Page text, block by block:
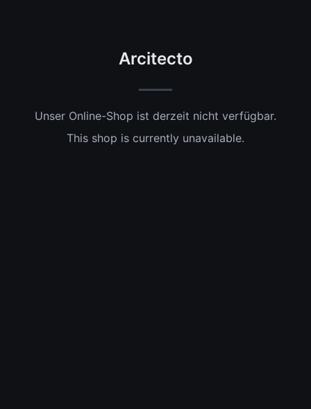
Arcitecto
Unser Online-Shop ist derzeit nicht verfügbar.
This shop is currently unavailable.